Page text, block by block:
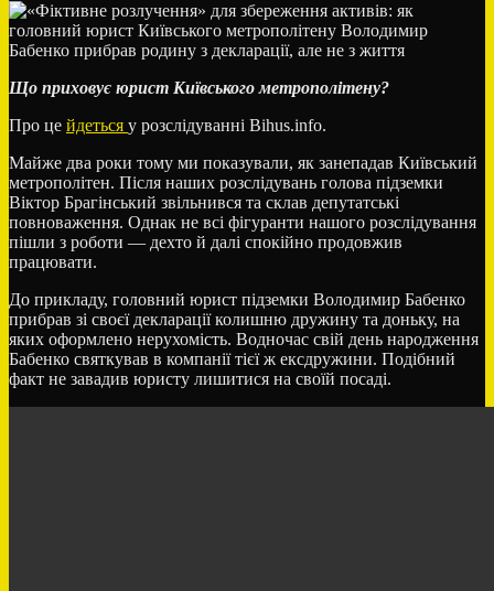
Що приховує юрист Київського метрополітену?
Про це йдеться у розслідуванні Bihus.info.
Майже два роки тому ми показували, як занепадав Київський
метрополітен. Після наших розслідувань голова підземки
Віктор Брагінський звільнився та склав депутатські
повноваження. Однак не всі фігуранти нашого розслідування
пішли з роботи — дехто й далі спокійно продовжив
працювати.
До прикладу, головний юрист підземки Володимир Бабенко
прибрав зі своєї декларації колишню дружину та доньку, на
яких оформлено нерухомість. Водночас свій день народження
Бабенко святкував в компанії тієї ж ексдружини. Подібний
факт не завадив юристу лишитися на своїй посаді.